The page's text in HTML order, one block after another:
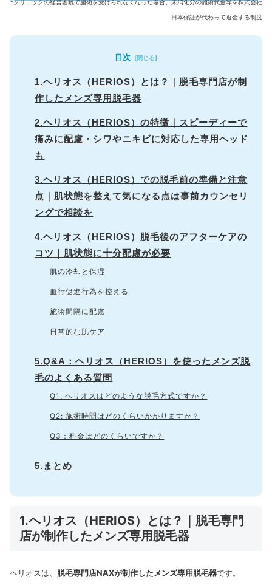
*クリニックの経営困難で施術を受けられなくなった場合、未消化分の施術代金等を株式会社
日本保証が代わって返金する制度
目次
1.ヘリオス（HERIOS）とは？｜脱毛専門店が制
作したメンズ専用脱毛器
2.ヘリオス（HERIOS）の特徴｜スピーディーで
痛みに配慮・シワやニキビに対応した専用ヘッド
も
3.ヘリオス（HERIOS）での脱毛前の準備と注意
点｜肌状態を整えて気になる点は事前カウンセリ
ングで相談を
4.ヘリオス（HERIOS）脱毛後のアフターケアの
コツ｜肌状態に十分配慮が必要
肌の冷却と保湿
血行促進行為を控える
施術間隔に配慮
日常的な肌ケア
5.Q&A：ヘリオス（HERIOS）を使ったメンズ脱
毛のよくある質問
Q1: ヘリオスはどのような脱毛方式ですか？
Q2: 施術時間はどのくらいかかりますか？
Q3：料金はどのくらいですか？
5.まとめ
1.ヘリオス（HERIOS）とは？｜脱毛専門
店が制作したメンズ専用脱毛器
ヘリオスは、 脱毛専門店NAXが制作したメンズ専用脱毛器です。